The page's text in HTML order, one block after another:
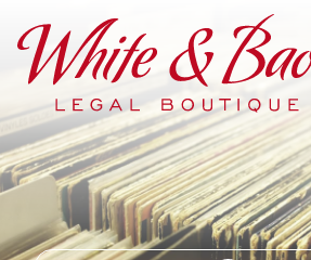
Main Navigation